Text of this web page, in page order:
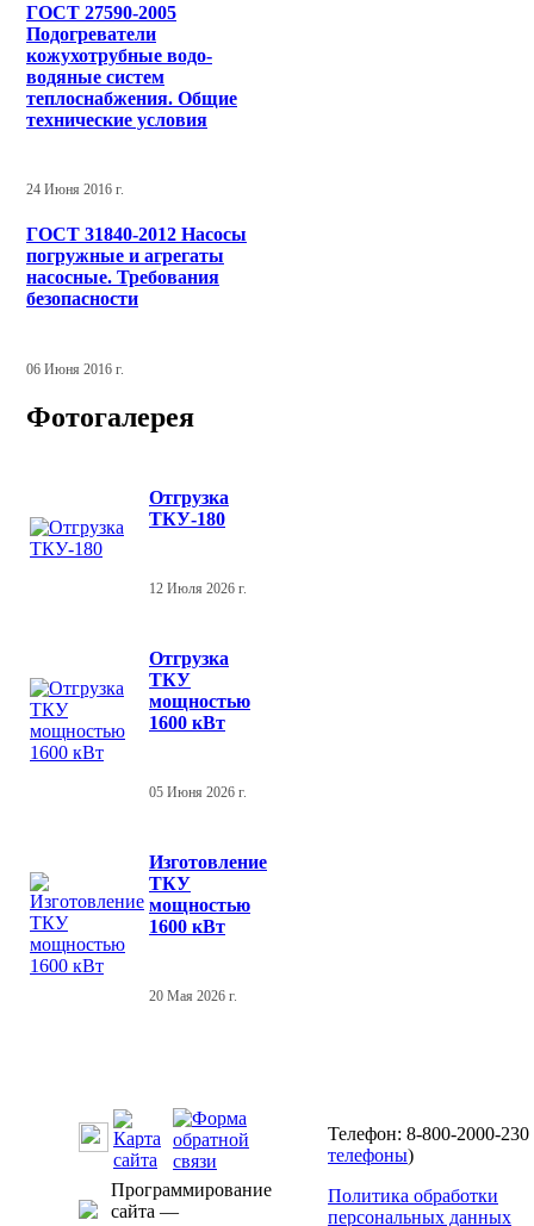
ГОСТ 27590-2005
Подогреватели
кожухотрубные водо-
водяные систем
теплоснабжения. Общие
технические условия
24 Июня 2016 г.
ГОСТ 31840-2012 Насосы
погружные и агрегаты
насосные. Требования
безопасности
06 Июня 2016 г.
Фотогалерея
Отгрузка
ТКУ-180
12 Июля 2026 г.
Отгрузка
ТКУ
мощностью
1600 кВт
05 Июня 2026 г.
Изготовление
ТКУ
мощностью
1600 кВт
20 Мая 2026 г.
Программирование
сайта —
Телефон: 8-800-2000-230
телефоны)
Политика обработки
персональных данных